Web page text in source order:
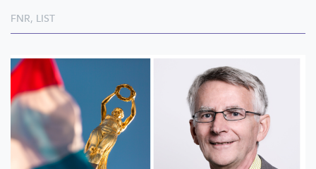
FNR, LIST